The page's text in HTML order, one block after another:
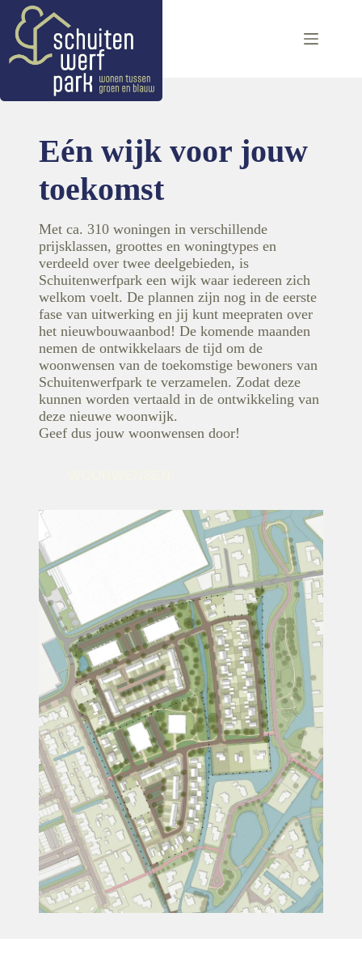
naar
inhoud
Eén wijk voor jouw
toekomst
Met ca. 310 woningen in verschillende
prijsklassen, groottes en woningtypes en
verdeeld over twee deelgebieden, is
Schuitenwerfpark een wijk waar iedereen zich
welkom voelt. De plannen zijn nog in de eerste
fase van uitwerking en jij kunt meepraten over
het nieuwbouwaanbod! De komende maanden
nemen de ontwikkelaars de tijd om de
woonwensen van de toekomstige bewoners van
Schuitenwerfpark te verzamelen. Zodat deze
kunnen worden vertaald in de ontwikkeling van
deze nieuwe woonwijk.
Geef dus jouw woonwensen door!